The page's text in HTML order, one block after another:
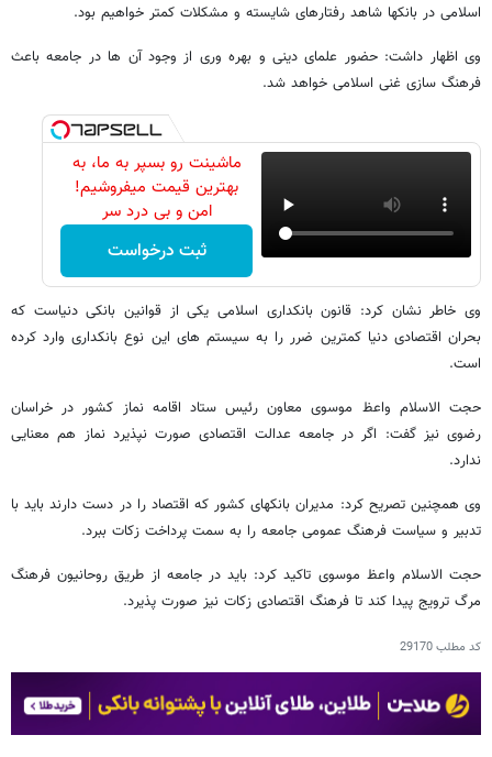
اسلامی در بانکها شاهد رفتارهای شایسته و مشکلات کمتر خواهیم بود.
وی اظهار داشت: حضور علمای دینی و بهره وری از وجود آن ها در جامعه باعث
فرهنگ سازی غنی اسلامی خواهد شد.
ماشینت رو بسپر به ما، به
بهترین قیمت میفروشیم!
امن و بی درد سر
ثبت درخواست
وی خاطر نشان کرد: قانون بانکداری اسلامی یکی از قوانین بانکی دنیاست که
بحران اقتصادی دنیا کمترین ضرر را به سیستم های این نوع بانکداری وارد کرده
است.
حجت الاسلام واعظ موسوی معاون رئیس ستاد اقامه نماز کشور در خراسان
رضوی نیز گفت: اگر در جامعه عدالت اقتصادی صورت نپذیرد نماز هم معنایی
ندارد.
وی همچنین تصریح کرد: مدیران بانکهای کشور که اقتصاد را در دست دارند باید با
تدبیر و سیاست فرهنگ عمومی جامعه را به سمت پرداخت زکات ببرد.
حجت الاسلام واعظ موسوی تاکید کرد: باید در جامعه از طریق روحانیون فرهنگ
مرگ ترویج پیدا کند تا فرهنگ اقتصادی زکات نیز صورت پذیرد.
کد مطلب29170